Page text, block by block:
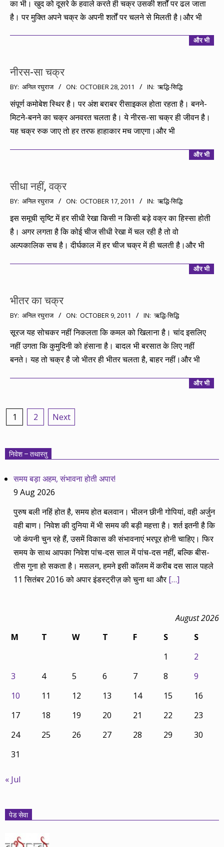
का भी। खुद को दूसरे के हवाले करते ही चक्र उसकी शर्तों पर ढल जाता
है। पर मुक्ति अपने चक्र के अपनी शर्तों पर चलने से मिलती है।और भी
और भी
नीरस-सा चक्र
2011-
10-
28
BY: अनिल रघुराज ON: OCTOBER 28, 2011 IN: ऋद्धि-सिद्धि
संपूर्ण कमोबेश स्थिर है। पर अंश बराबर रीसाइकल होता रहता है। बनने-
मिटने-बनने का चक्र अनवरत चलता है। ये नीरस-सा चक्र ही जीवन है।
यह चक्र रुक जाए तो हर तरफ हाहाकार मच जाएगा।और भी
और भी
सीधा नहीं, वक्र
2011-
17
BY: अनिल रघुराज ON: OCTOBER 17, 2011 IN: ऋद्धि-सिद्धि
इस समूची सृष्टि में हर सीधी रेखा किसी न किसी बड़े वक्र का हिस्सा होती
है। अगर लगता है कि कोई चीज सीधी रेखा में चल रही है तो वो
अल्पकालिक सच है। दीर्घकाल में हर चीज चक्र में ही चलती है।और भी
और भी
भीतर का चक्र
2011-
09
BY: अनिल रघुराज ON: OCTOBER 9, 2011 IN: ऋद्धि-सिद्धि
सूरज यह सोचकर नहीं निकलता कि कमल को खिलाना है। चांद इसलिए
नहीं उगता कि कुमुदिनी को हंसाना है। बादल भी बरसात के लिए नहीं
बनते। यह तो चक्र है जो भीतर ही भीतर चलता है, बाहर नहीं।और भी
और भी
Posts
1 2 Next
निवेश – तथास्तु
समय बड़ा अहम, संभावना होती अपार!
9 Aug 2026
पुरुष बली नहिं होत है, समय होत बलवान। भीलन छीनी गोपियां, वही अर्जुन
वही बाण। निवेश की दुनिया में भी समय की बड़ी महत्ता है। शर्त इतनी है कि
जो कंपनी चुन रहे हैं, उसमें विकास की संभावनाएं भरपूर होनी चाहिए। फिर
समय के साथ आपका निवेश पांच-दस साल में पांच-दस नहीं, बल्कि बीस-
तीस गुना हो सकता है। मसलन, हमने इसी कॉलम में करीब दस साल पहले
11 सितंबर 2016 को अपार इंडस्ट्रीज़ को चुना था और[…]
August 2026
M
T W T F S
S
1
2
3
4 5 6 7 8
9
10
11 12 13 14 15
16
17
18 19 20 21 22
23
24
25 26 27 28 29
30
31
« Jul
पेड सेवा